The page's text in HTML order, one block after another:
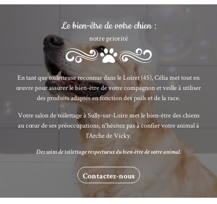
Le bien-être de votre chien :
notre priorité
En tant que toiletteuse reconnue dans le Loiret (45), Célia met tout en
œuvre pour assurer le bien-être de votre compagnon et veille à utiliser
des produits adaptés en fonction des poils et de la race.
Votre salon de toilettage à Sully-sur-Loire met le bien-être des chiens
au cœur de ses préoccupations, n'hésitez pas à confier votre animal à
l’Arche de Vicky.
Des soins de toilettage respectueux du bien-être de votre animal.
Contactez-nous